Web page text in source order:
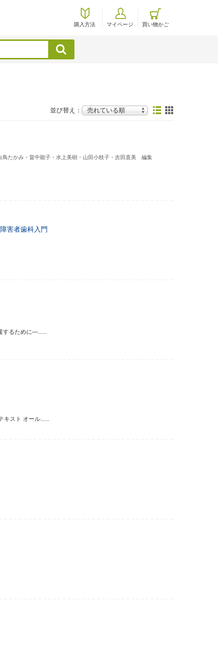
購入方法 マイページ 買い物かご
検索
並び替え：
たかみ・畠中能子・水上美樹・山田小枝子・吉田直美 編集
害者歯科入門
するために―......
キスト オール......